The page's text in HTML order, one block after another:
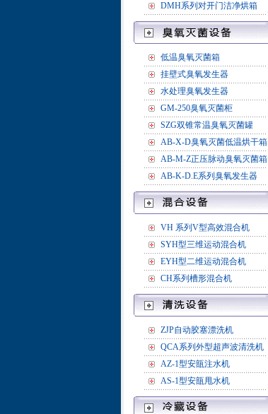
DMH系列对开门洁净烘箱
低温臭氧灭菌箱
挂壁式臭氧发生器
水处理臭氧发生器
GM-250臭氧灭菌柜
SZG双锥常温臭氧灭菌罐
AB-X-D臭氧灭菌低温烘干箱
AB-M-Z正压脉动臭氧灭菌箱
AB-K-D.E系列臭氧发生器
VH 系列V型高效混合机
SYH型三维运动混合机
EYH型二维运动混合机
CH系列槽形混合机
ZJP自动胶塞漂洗机
QCA系列外型超声波清洗机
AZ-1型安瓿注水机
AS-1型安瓿甩水机